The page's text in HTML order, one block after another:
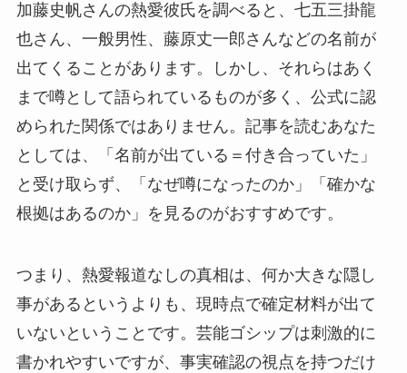
加藤史帆さんの熱愛彼氏を調べると、七五三掛龍
也さん、一般男性、藤原丈一郎さんなどの名前が
出てくることがあります。しかし、それらはあく
まで噂として語られているものが多く、公式に認
められた関係ではありません。記事を読むあなた
としては、「名前が出ている＝付き合っていた」
と受け取らず、「なぜ噂になったのか」「確かな
根拠はあるのか」を見るのがおすすめです。
つまり、熱愛報道なしの真相は、何か大きな隠し
事があるというよりも、現時点で確定材料が出て
いないということです。芸能ゴシップは刺激的に
書かれやすいですが、事実確認の視点を持つだけ